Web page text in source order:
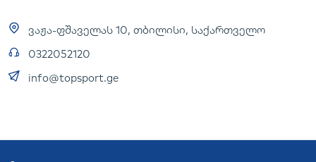
ვაჟა-ფშაველას 10, თბილისი, საქართველო
0322052120
info@topsport.ge